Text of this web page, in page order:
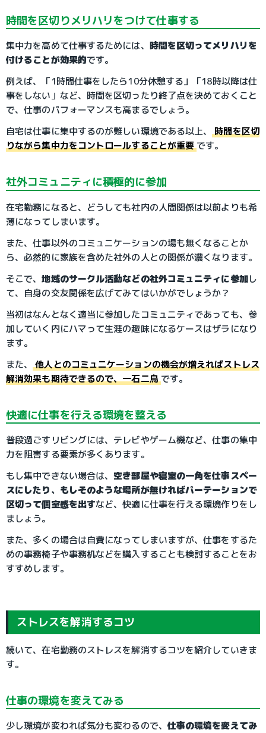
時間を区切りメリハリをつけて仕事する
集中力を高めて仕事するためには、 時間を区切ってメリハリを
付けることが効果的です。
例えば、「1時間仕事をしたら10分休憩する」「18時以降は仕
事をしない」など、時間を区切ったり終了点を決めておくこと
で、仕事のパフォーマンスも高まるでしょう。
自宅は仕事に集中するのが難しい環境である以上、時間を区切
りながら集中力をコントロールすることが重要 です。
社外コミュニティに積極的に参加
在宅勤務になると、どうしても社内の人間関係は以前よりも希
薄になってしまいます。
また、仕事以外のコミュニケーションの場も無くなることか
ら、必然的に家族を含めた社外の人との関係が濃くなります。
そこで、地域のサークル活動などの社外コミュニティに参加し
て、自身の交友関係を広げてみてはいかがでしょうか？
当初はなんとなく適当に参加したコミュニティであっても、参
加していく内にハマって生涯の趣味になるケースはザラになり
ます。
また、他人とのコミュニケーションの機会が増えればストレス
解消効果も期待できるので、一石二鳥です。
快適に仕事を行える環境を整える
普段過ごすリビングには、テレビやゲーム機など、仕事の集中
力を阻害する要素が多くあります。
もし集中できない場合は、空き部屋や寝室の一角を仕事スペー
スにしたり、もしそのような場所が無ければパーテーションで
区切って個室感を出すなど、快適に仕事を行える環境作りをし
ましょう。
また、多くの場合は自費になってしまいますが、仕事をするた
めの事務椅子や事務机などを購入することも検討することをお
すすめします。
ストレスを解消するコツ
続いて、在宅勤務のストレスを解消するコツを紹介していきま
す。
仕事の環境を変えてみる
少し環境が変われば気分も変わるので、 仕事の環境を変えてみ